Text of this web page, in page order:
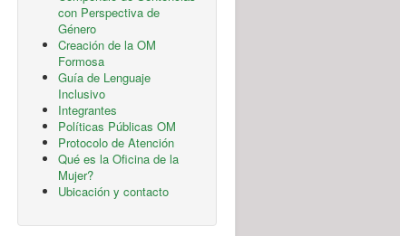
con Perspectiva de
Género
Creación de la OM
Formosa
Guía de Lenguaje
Inclusivo
Integrantes
Políticas Públicas OM
Protocolo de Atención
Qué es la Oficina de la
Mujer?
Ubicación y contacto